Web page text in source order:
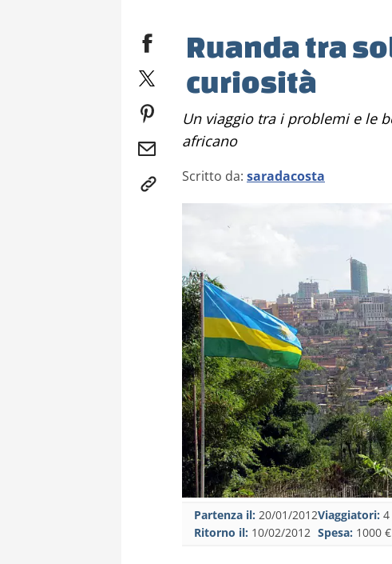
Ruanda tra
curiosità
Un viaggio tra i problemi e le bellezze di un piccolo Paese
africano
Scritto da: saradacosta
Partenza il: 20/01/2012
Ritorno il: 10/02/2012
Viaggiatori: 4
Spesa: 1000 €